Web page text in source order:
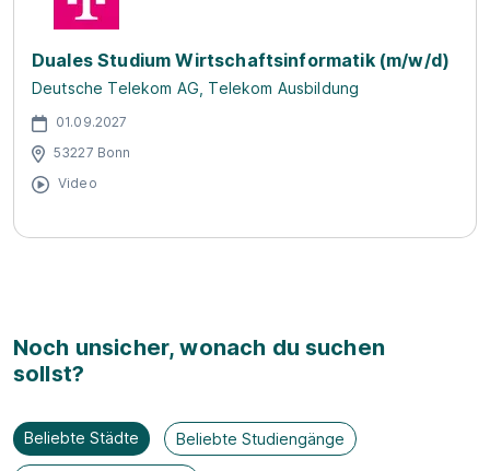
Duales Studium Wirtschaftsinformatik (m/w/d)
Deutsche Telekom AG, Telekom Ausbildung
01.09.2027
53227 Bonn
Video
Noch unsicher, wonach du suchen
sollst?
Beliebte Städte Beliebte Studiengänge